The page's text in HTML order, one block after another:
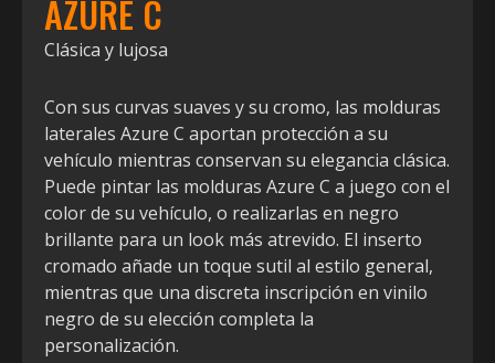
AZURE C
Clásica y lujosa
Con sus curvas suaves y su cromo, las molduras
laterales Azure C aportan protección a su
vehículo mientras conservan su elegancia clásica.
Puede pintar las molduras Azure C a juego con el
color de su vehículo, o realizarlas en negro
brillante para un look más atrevido. El inserto
cromado añade un toque sutil al estilo general,
mientras que una discreta inscripción en vinilo
negro de su elección completa la
personalización.